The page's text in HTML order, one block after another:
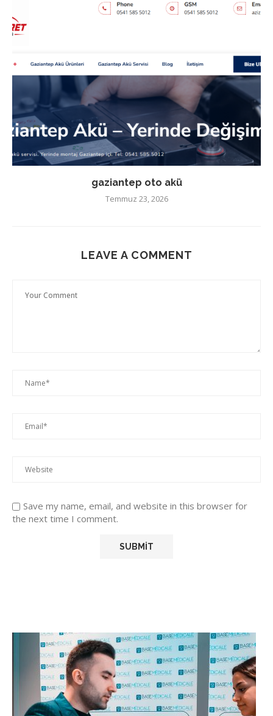
gaziantep oto akü
Temmuz 23, 2026
LEAVE A COMMENT
Save my name, email, and website in this browser for
the next time I comment.